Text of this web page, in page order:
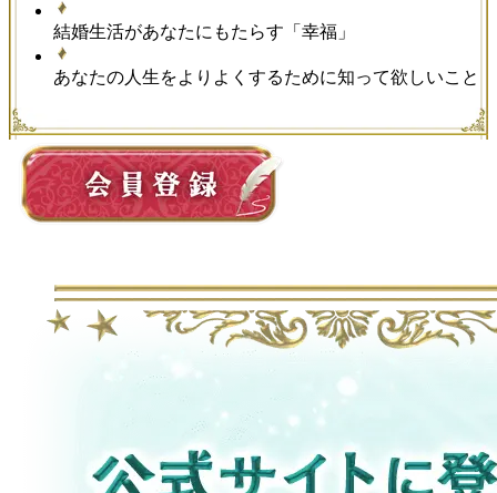
結婚生活があなたにもたらす「幸福」
あなたの人生をよりよくするために知って欲しいこと